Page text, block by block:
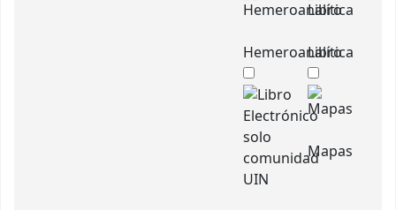
Hemeroanalítica
Libro
Mapas